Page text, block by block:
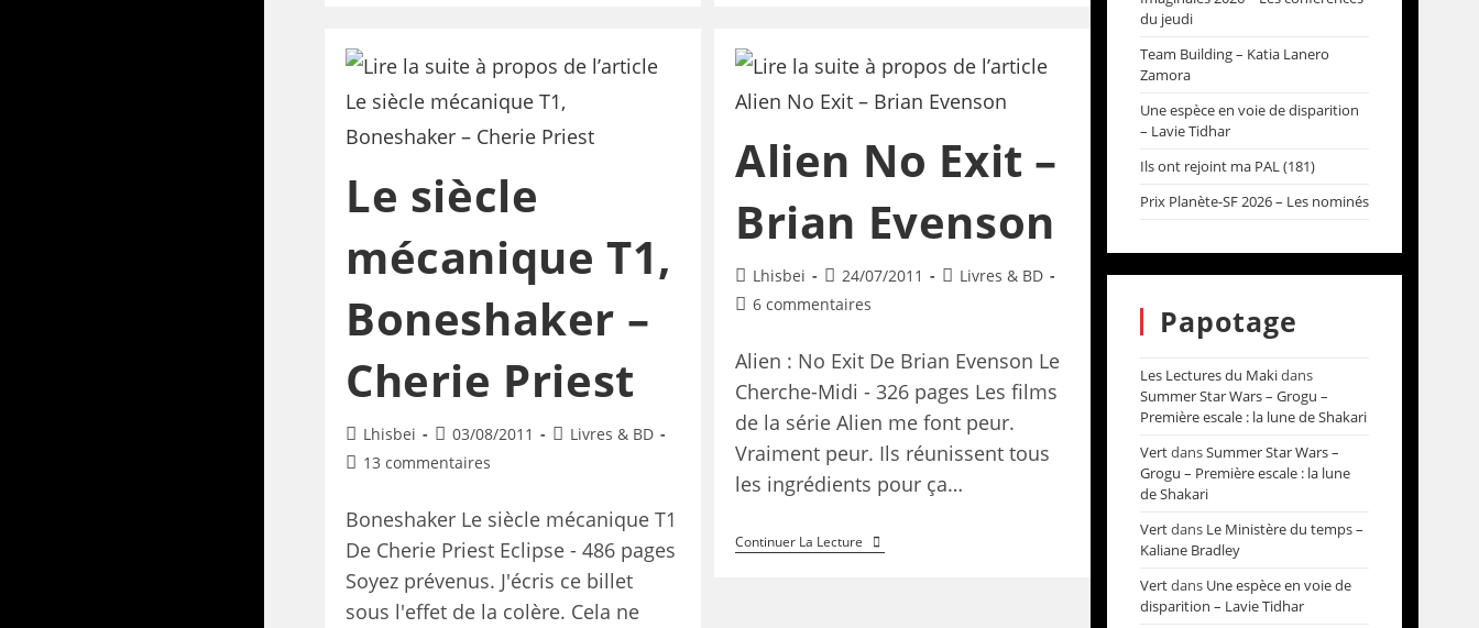
Le siècle
mécanique T1,
Boneshaker –
Cherie Priest
Lhisbei 03/08/2011
Livres & BD
13 commentaires
Boneshaker Le siècle mécanique T1
De Cherie Priest Eclipse - 486 pages
Soyez prévenus. J'écris ce billet
sous l'effet de la colère. Cela ne
Alien No Exit –
Brian Evenson
Lhisbei 24/07/2011
Livres & BD
6 commentaires
Alien : No Exit De Brian Evenson Le
Cherche-Midi - 326 pages Les films
de la série Alien me font peur.
Vraiment peur. Ils réunissent tous
les ingrédients pour ça…
Continuer La Lecture
du jeudi
Team Building – Katia Lanero
Zamora
Une espèce en voie de disparition
– Lavie Tidhar
Ils ont rejoint ma PAL (181)
Prix Planète-SF 2026 – Les nominés
Papotage
Les Lectures du Makidans
Summer Star Wars – Grogu –
Première escale : la lune de Shakari
VertdansSummer Star Wars –
Grogu – Première escale : la lune
de Shakari
Vertdans Le Ministère du temps –
Kaliane Bradley
Vertdans Une espèce en voie de
disparition – Lavie Tidhar